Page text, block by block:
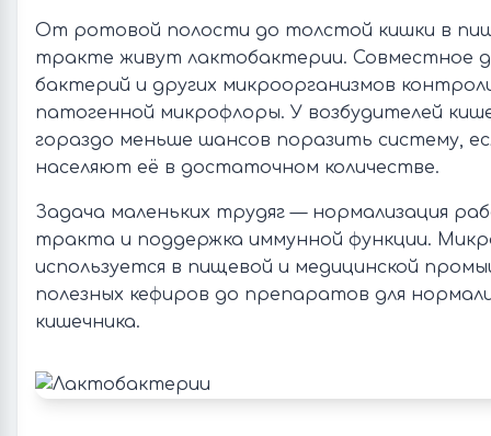
От ротовой полости до толстой кишки в
тракте живут лактобактерии. Совместное
бактерий и других микроорганизмов
патогенной микрофлоры. У возбудителей
гораздо меньше шансов поразить систему,
населяют её в достаточном количестве.
Задача маленьких трудяг — нормализация
тракта и поддержка иммунной функции.
используется в пищевой и медицинской
полезных кефиров до препаратов для
кишечника.